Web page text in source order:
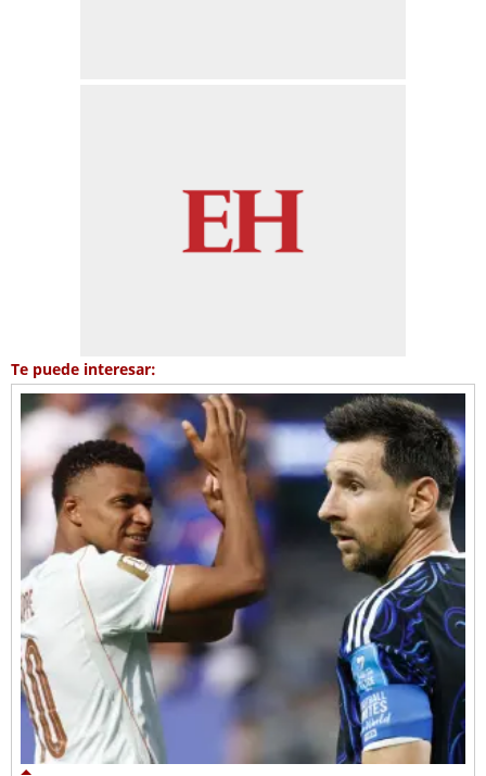
Te puede interesar: